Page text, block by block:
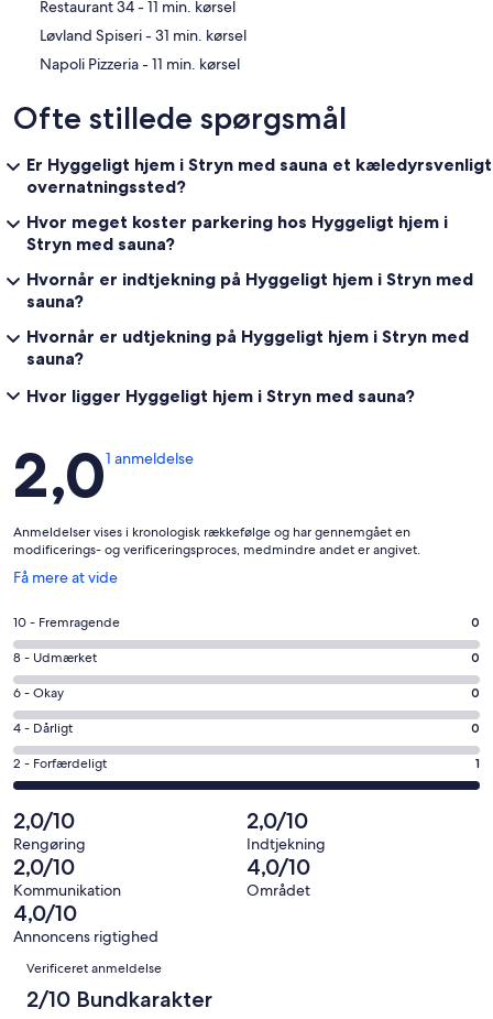
‪Restaurant 34 - ‬11 min. kørsel
‪Løvland Spiseri - ‬31 min. kørsel
‪Napoli Pizzeria - ‬11 min. kørsel
Ofte stillede spørgsmål
Er Hyggeligt hjem i Stryn med sauna et kæledyrsvenligt
overnatningssted?
Hvor meget koster parkering hos Hyggeligt hjem i
Stryn med sauna?
Hvornår er indtjekning på Hyggeligt hjem i Stryn med
sauna?
Hvornår er udtjekning på Hyggeligt hjem i Stryn med
sauna?
Hvor ligger Hyggeligt hjem i Stryn med sauna?
Anmeldelser
2,01 anmeldelse
Anmeldelser vises i kronologisk rækkefølge og har gennemgået en
modificerings- og verificeringsproces, medmindre andet er angivet.
Få mere at vide
Åbner
et
nyt
vindue
Bedømmelse
på
10
−
Fremragende.
0
af
i
alt
1
anmeldelser
10 - Fremragende 0
Bedømmelse
på
8
−
Udmærket.
0
i
alt
1
anmeldelser
8 - Udmærket 0
Bedømmelse
på
6
−
Okay.
0
af
i
alt
1
anmeldelser
6 - Okay 0
Bedømmelse
på
4
Dårligt.
0
af
i
alt
1
anmeldelser
4 - Dårligt 0
Bedømmelse
på
2
−
Forfærdeligt.
1
af
anmeldelser
2 - Forfærdeligt 1
2,0/10
Rengøring
2,0/10
Indtjekning
2,0/10
Kommunikation
4,0/10
Området
4,0/10
Annoncens rigtighed
Anmeldelser
Verificeret anmeldelse
2/10 Bundkarakter